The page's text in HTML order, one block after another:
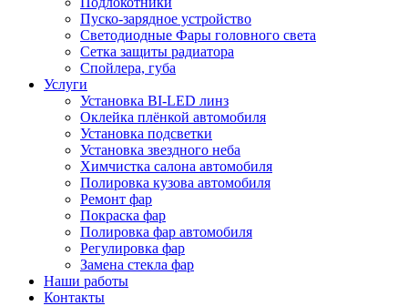
Пуско-зарядное устройство
Светодиодные Фары головного света
Сетка защиты радиатора
Спойлера, губа
Услуги
Установка BI-LED линз
Оклейка плёнкой автомобиля
Установка подсветки
Установка звездного неба
Химчистка салона автомобиля
Полировка кузова автомобиля
Ремонт фар
Покраска фар
Полировка фар автомобиля
Регулировка фар
Замена стекла фар
Наши работы
Контакты